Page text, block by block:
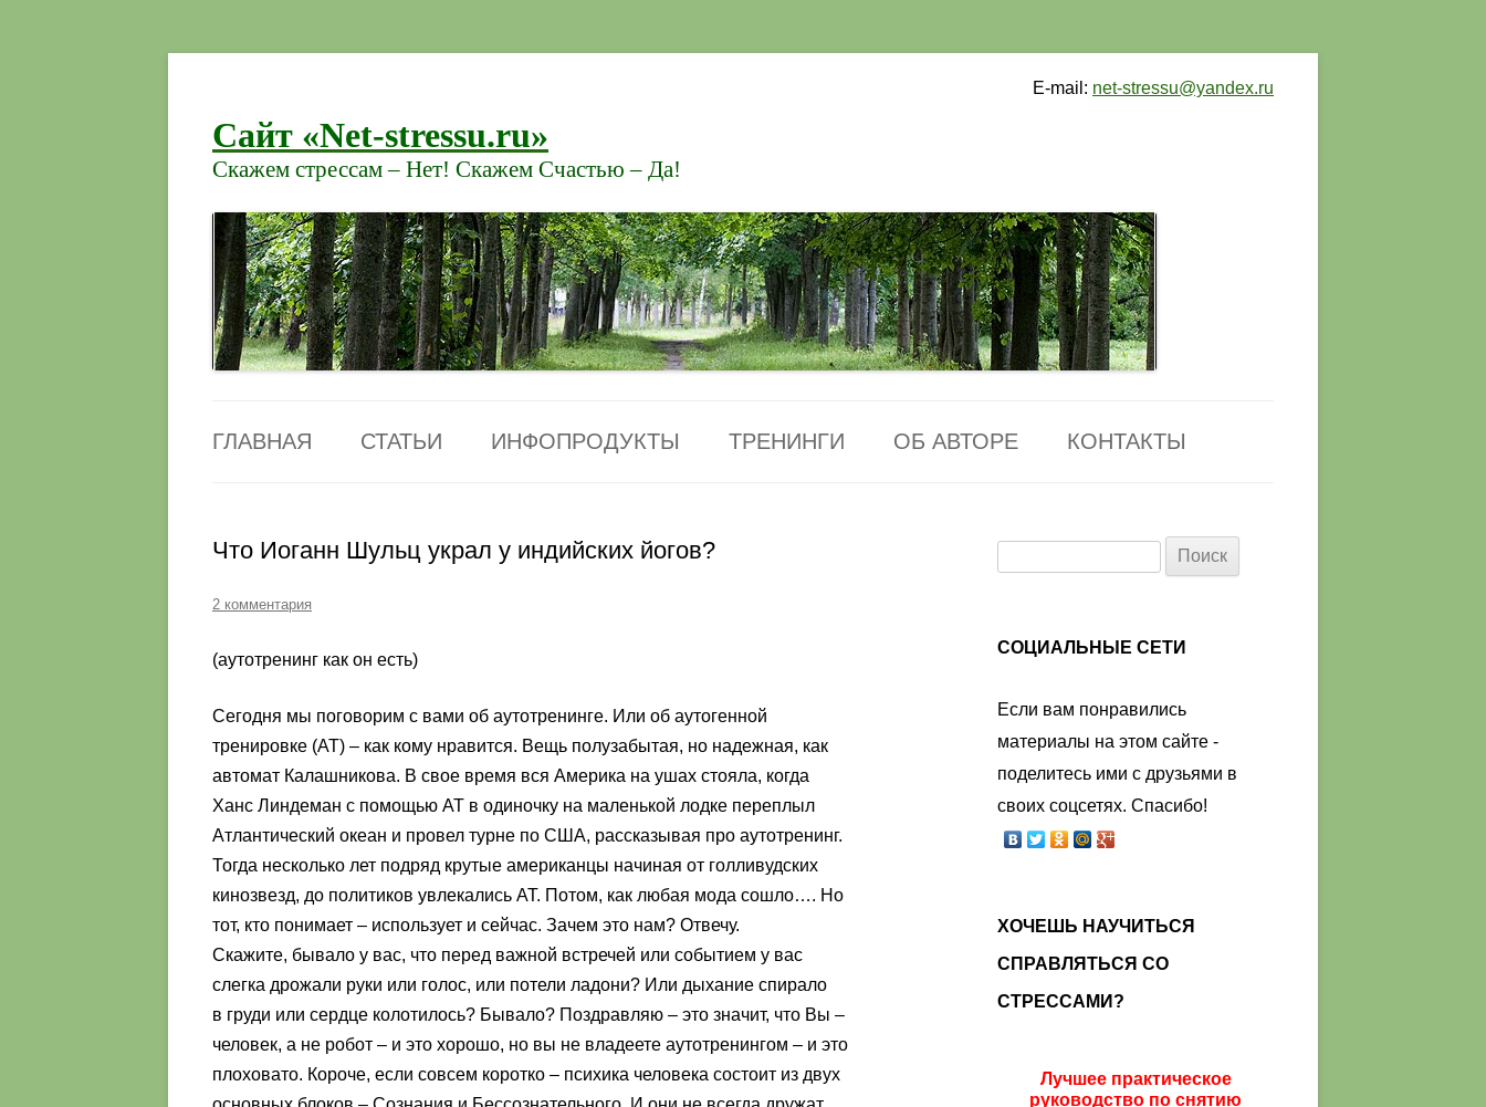
E-mail: net-stressu@yandex.ru
Сайт «Net-stressu.ru»
Скажем стрессам – Нет! Скажем Счастью – Да!
ГЛАВНАЯ СТАТЬИ ИНФОПРОДУКТЫ ТРЕНИНГИ ОБ АВТОРЕ КОНТАКТЫ
Что Иоганн Шульц украл у индийских йогов?
2 комментария
(аутотренинг как он есть)
Сегодня мы поговорим с вами об аутотренинге. Или об аутогенной
тренировке (АТ) – как кому нравится. Вещь полузабытая, но надежная, как
автомат Калашникова. В свое время вся Америка на ушах стояла, когда
Ханс Линдеман с помощью АТ в одиночку на маленькой лодке переплыл
Атлантический океан и провел турне по США, рассказывая про аутотренинг.
Тогда несколько лет подряд крутые американцы начиная от голливудских
кинозвезд, до политиков увлекались АТ. Потом, как любая мода сошло…. Но
тот, кто понимает – использует и сейчас. Зачем это нам? Отвечу.
Скажите, бывало у вас, что перед важной встречей или событием у вас
слегка дрожали руки или голос, или потели ладони? Или дыхание спирало
в груди или сердце колотилось? Бывало? Поздравляю – это значит, что Вы –
человек, а не робот – и это хорошо, но вы не владеете аутотренингом – и это
плоховато. Короче, если совсем коротко – психика человека состоит из двух
СОЦИАЛЬНЫЕ СЕТИ
Если вам понравились
материалы на этом сайте -
поделитесь ими с друзьями в
своих соцсетях. Спасибо!
ХОЧЕШЬ НАУЧИТЬСЯ
СПРАВЛЯТЬСЯ СО
СТРЕССАМИ?
Лучшее практическое
руководство по снятию